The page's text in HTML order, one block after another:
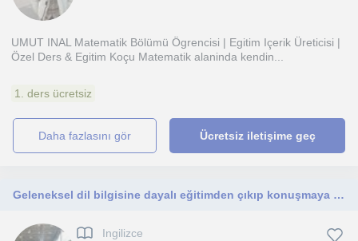
UMUT INAL Matematik Bölümü Ögrencisi | Egitim Içerik Üreticisi |
Özel Ders & Egitim Koçu Matematik alaninda kendin...
1. ders ücretsiz
daha fazlasını gör Ücretsiz iletişime geç
Geleneksel dil bilgisine dayalı eğitimden çıkıp konuşmaya dayalı şekilde, size özel profesyonelce hazırlanmış derslerle burdayım!
Ingilizce